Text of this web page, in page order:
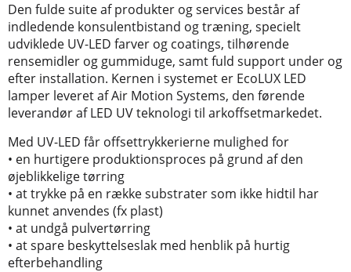
Den fulde suite af produkter og services består af
indledende konsulentbistand og træning, specielt
udviklede UV-LED farver og coatings, tilhørende
rensemidler og gummiduge, samt fuld support under og
efter installation. Kernen i systemet er EcoLUX LED
lamper leveret af Air Motion Systems, den førende
leverandør af LED UV teknologi til arkoffsetmarkedet.
Med UV-LED får offsettrykkerierne mulighed for
• en hurtigere produktionsproces på grund af den
øjeblikkelige tørring
• at trykke på en række substrater som ikke hidtil har
kunnet anvendes (fx plast)
• at undgå pulvertørring
• at spare beskyttelseslak med henblik på hurtig
efterbehandling